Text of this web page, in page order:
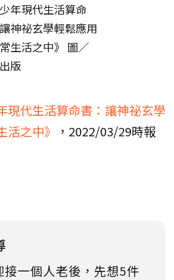
少年現代生活算命
神祕玄學輕鬆應用
生活之中》 圖／
版
現代生活算命書：讓神祕玄學
之中》
，2022/03/29時報
接一個人老後，先想5件